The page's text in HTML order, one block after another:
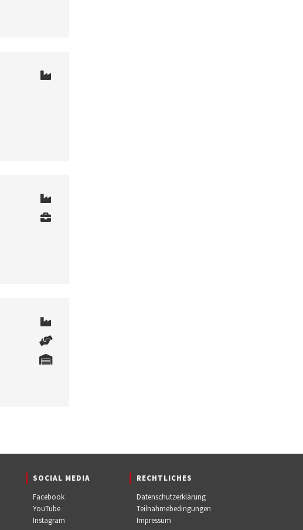
SOCIAL MEDIA
Facebook
YouTube
Instagram
RECHTLICHES
Datenschutzerklärung
Teilnahmebedingungen
Impressum